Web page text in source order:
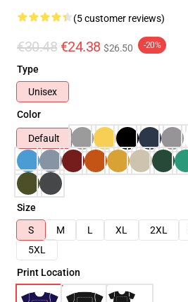
(5 customer reviews)
€30.48 €24.38 $26.50 -20%
Type
Unisex
Color
Default
Size
S
M L XL 2XL
5XL
Print Location